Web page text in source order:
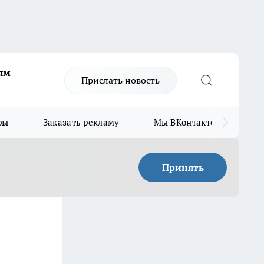
Прислать новость
Заказать рекламу Мы ВКонтакте
Принять